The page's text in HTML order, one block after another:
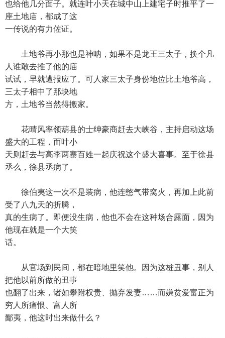
也给他几分面子。就连叶小天在城中山上建宅子时推平了一
座土地庙，都成了这
一传说的有力佐证。
土地爷再小那也是神呐，如果不是龙王三太子，换个凡
人谁敢去推了他的庙
试试，早就遭报应了。可人家三太子身份地位比土地爷高，
三太子相中了那块地
方，土地爷当然得搬家。
花晴风率领葫县的士绅豪商赶去大峡谷，主持启动这场
盛大的工程，而叶小
天则赶去与高李两寨百姓一起庆祝这个盛大喜事。至于徐县
丞么，徐县丞病了。
徐伯夷这一次不是装病，他连憋气带窝火，再加上此前
受了八九天的折腾，
真的生病了。即便没生病，他也不会在这种场合露面，因为
他现在就是一个大笑
话。
从官场到民间，都在暗地里笑他。因为这桩丑事，别人
把他以前所做的丑事
也翻了出来，诸如攀附权贵、抛弃发妻……而嫌贫爱富正为
穷人所痛恨、富人所
鄙夷，他这时出来做什么？